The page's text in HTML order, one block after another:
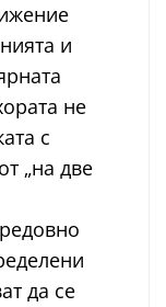
и
не
с
„на две
да се